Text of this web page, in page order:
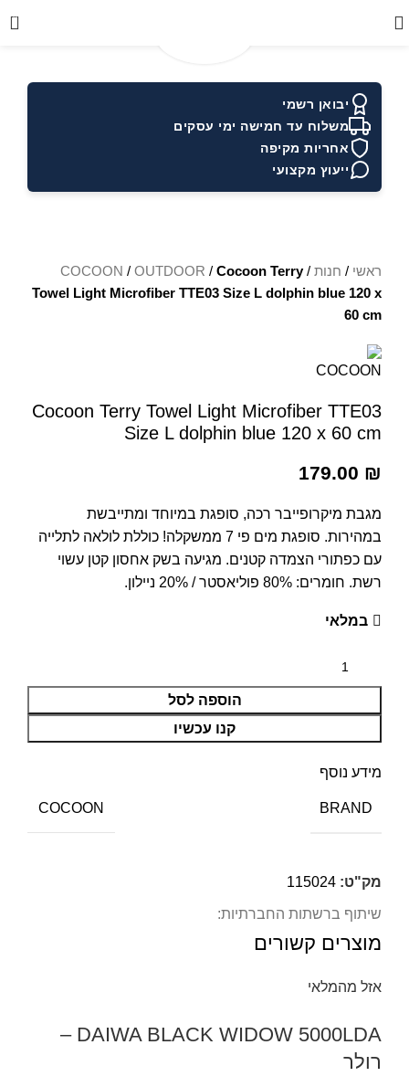
0
יבואן רשמי
משלוח עד חמישה ימי עסקים
אחריות מקיפה
ייעוץ מקצועי
ראשי / חנות /
COCOON / OUTDOOR / Cocoon Terry
Towel Light Microfiber TTE03 Size L dolphin blue 120 x
60 cm
Cocoon Terry Towel Light Microfiber TTE03
Size L dolphin blue 120 x 60 cm
179.00 ₪
מגבת מיקרופייבר רכה, סופגת במיוחד ומתייבשת
במהירות. סופגת מים פי 7 ממשקלה! כוללת לולאה לתלייה
עם כפתורי הצמדה קטנים. מגיעה בשק אחסון קטן עשוי
רשת. חומרים: 80% פוליאסטר / 20% ניילון.
במלאי
הוספה לסל
קנו עכשיו
מידע נוסף
BRAND
COCOON
מק"ט: 115024
שיתוף ברשתות החברתיות:
מוצרים קשורים
אזל מהמלאי
DAIWA BLACK WIDOW 5000LDA –
רולר